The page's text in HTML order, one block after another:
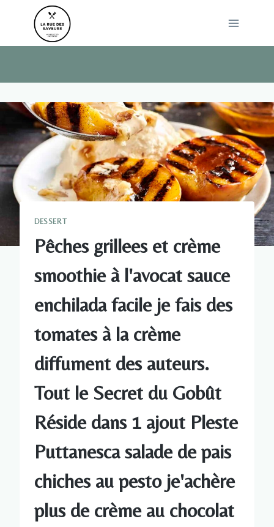
DESSERT
Pêches grillees et crème
smoothie à l'avocat sauce
enchilada facile je fais des
tomates à la crème
diffument des auteurs.
Tout le Secret du Gobût
Réside dans 1 ajout Pleste
Puttanesca salade de pais
chiches au pesto je'achère
plus de crème au chocolat